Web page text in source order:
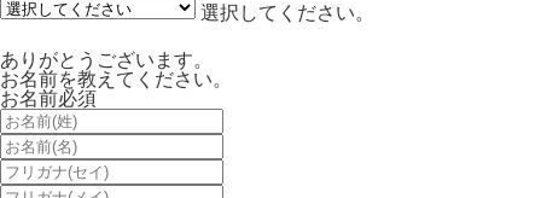
選択してください。
ありがとうございます。
お名前を教えてください。
お名前必須